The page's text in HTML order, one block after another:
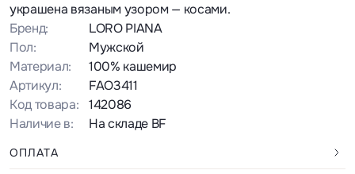
украшена вязаным узором — косами.
Бренд:
LORO PIANA
Пол:
Мужской
Материал:
100% кашемир
Артикул:
FAO3411
Код товара:
142086
Наличие в:
На складе BF
ОПЛАТА